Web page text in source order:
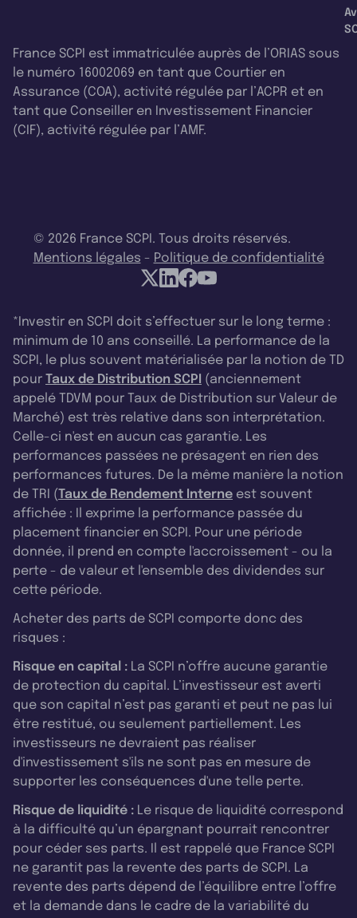
France SCPI est immatriculée auprès de l’ORIAS sous
le numéro 16002069 en tant que Courtier en
Assurance (COA), activité régulée par l’ACPR et en
tant que Conseiller en Investissement Financier
(CIF), activité régulée par l’AMF.
© 2026 France SCPI. Tous droits réservés.
Mentions légales - Politique de confidentialité
*Investir en SCPI doit s’effectuer sur le long terme :
minimum de 10 ans conseillé. La performance de la
SCPI, le plus souvent matérialisée par la notion de TD
pour Taux de Distribution SCPI (anciennement
appelé TDVM pour Taux de Distribution sur Valeur de
Marché) est très relative dans son interprétation.
Celle-ci n'est en aucun cas garantie. Les
performances passées ne présagent en rien des
performances futures. De la même manière la notion
de TRI (Taux de Rendement Interne est souvent
affichée : Il exprime la performance passée du
placement financier en SCPI. Pour une période
donnée, il prend en compte l'accroissement - ou la
perte - de valeur et l'ensemble des dividendes sur
cette période.
Acheter des parts de SCPI comporte donc des
risques :
Risque en capital : La SCPI n’offre aucune garantie
de protection du capital. L’investisseur est averti
que son capital n’est pas garanti et peut ne pas lui
être restitué, ou seulement partiellement. Les
investisseurs ne devraient pas réaliser
d'investissement s'ils ne sont pas en mesure de
supporter les conséquences d'une telle perte.
Risque de liquidité : Le risque de liquidité correspond
à la difficulté qu’un épargnant pourrait rencontrer
pour céder ses parts. Il est rappelé que France SCPI
ne garantit pas la revente des parts de SCPI. La
revente des parts dépend de l’équilibre entre l’offre
et la demande dans le cadre de la variabilité du